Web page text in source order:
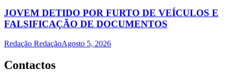
JOVEM DETIDO POR FURTO DE VEÍCULOS E
FALSIFICAÇÃO DE DOCUMENTOS
Redação RedaçãoAgosto 5, 2026
Contactos